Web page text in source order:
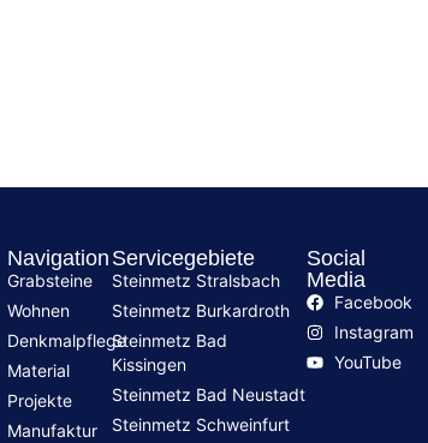
Navigation
Grabsteine
Wohnen
Denkmalpflege
Material
Projekte
Manufaktur
Servicegebiete
Steinmetz Stralsbach
Steinmetz Burkardroth
Steinmetz Bad
Kissingen
Steinmetz Bad Neustadt
Steinmetz Schweinfurt
Social
Media
Facebook
Instagram
YouTube